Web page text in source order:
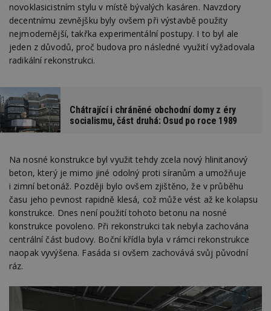
novoklasicistním stylu v místě bývalých kasáren. Navzdory
decentnímu zevnějšku byly ovšem při výstavbě použity
nejmodernější, takřka experimentální postupy. I to byl ale
jeden z důvodů, proč budova pro následné využití vyžadovala
radikální rekonstrukci.
Chátrající i chráněné obchodní domy z éry
socialismu, část druhá: Osud po roce 1989
Na nosné konstrukce byl využit tehdy zcela nový hlinitanový
beton, který je mimo jiné odolný proti síranům a umožňuje
i zimní betonáž. Později bylo ovšem zjištěno, že v průběhu
času jeho pevnost rapidně klesá, což může vést až ke kolapsu
konstrukce. Dnes není použití tohoto betonu na nosné
konstrukce povoleno. Při rekonstrukci tak nebyla zachována
centrální část budovy. Boční křídla byla v rámci rekonstrukce
naopak vyvýšena. Fasáda si ovšem zachovává svůj původní
ráz.